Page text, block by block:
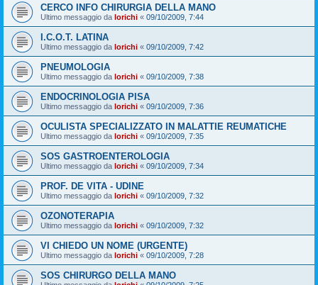
CERCO INFO CHIRURGIA DELLA MANO
Ultimo messaggio da lorichi « 09/10/2009, 7:44
I.C.O.T. LATINA
Ultimo messaggio da lorichi « 09/10/2009, 7:42
PNEUMOLOGIA
Ultimo messaggio da lorichi « 09/10/2009, 7:38
ENDOCRINOLOGIA PISA
Ultimo messaggio da lorichi « 09/10/2009, 7:36
OCULISTA SPECIALIZZATO IN MALATTIE REUMATICHE
Ultimo messaggio da lorichi « 09/10/2009, 7:35
SOS GASTROENTEROLOGIA
Ultimo messaggio da lorichi « 09/10/2009, 7:34
PROF. DE VITA - UDINE
Ultimo messaggio da lorichi « 09/10/2009, 7:32
OZONOTERAPIA
Ultimo messaggio da lorichi « 09/10/2009, 7:32
VI CHIEDO UN NOME (URGENTE)
Ultimo messaggio da lorichi « 09/10/2009, 7:28
SOS CHIRURGO DELLA MANO